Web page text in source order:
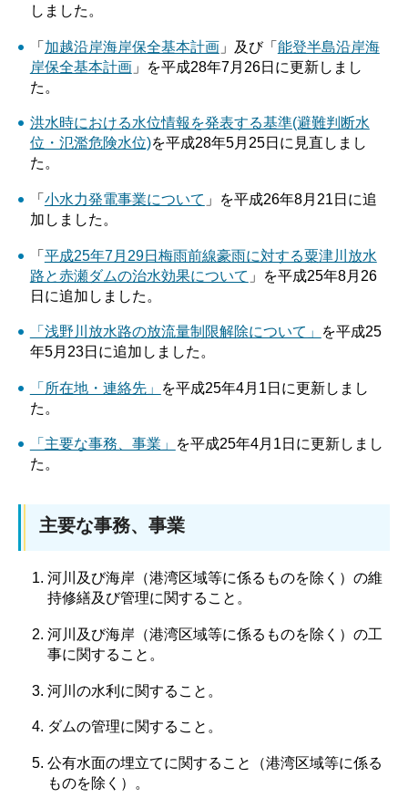
しました。
「 加越沿岸海岸保全基本計画」及び「 能登半島沿岸海
岸保全基本計画」を平成28年7月26日に更新しまし
た。
洪水時における水位情報を発表する基準(避難判断水
位・氾濫危険水位)を平成28年5月25日に見直しまし
た。
「 小水力発電事業について 」を平成26年8月21日に追
加しました。
「 平成25年7月29日梅雨前線豪雨に対する粟津川放水
路と赤瀬ダムの治水効果について 」を平成25年8月26
日に追加しました。
「浅野川放水路の放流量制限解除について」
を平成25
年5月23日に追加しました。
「所在地・連絡先」
を平成25年4月1日に更新しまし
た。
「主要な事務、事業」
を平成25年4月1日に更新しまし
た。
主要な事務、事業
河川及び海岸（港湾区域等に係るものを除く）の維
持修繕及び管理に関すること。
河川及び海岸（港湾区域等に係るものを除く）の工
事に関すること。
河川の水利に関すること。
ダムの管理に関すること。
公有水面の埋立てに関すること（港湾区域等に係る
ものを除く）。